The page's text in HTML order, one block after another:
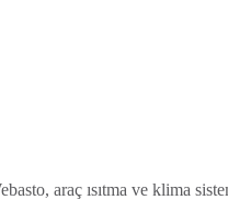
araç ısıtma ve klima